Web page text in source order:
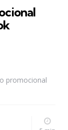
promocional